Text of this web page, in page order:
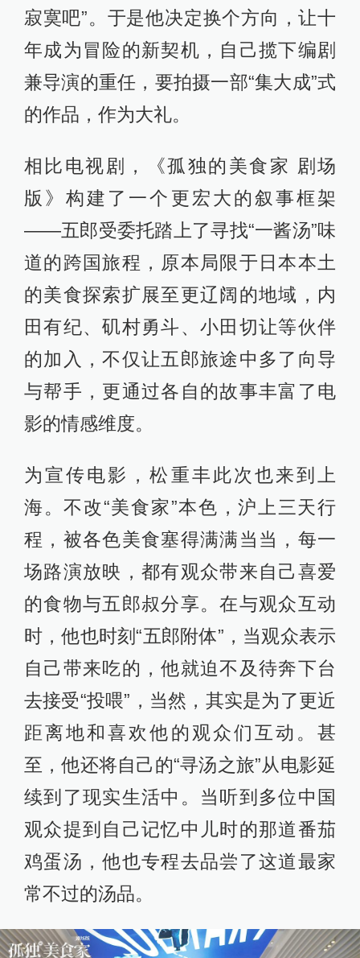
寂寞吧”。于是他决定换个方向，让十
年成为冒险的新契机，自己揽下编剧
兼导演的重任，要拍摄一部“集大成”式
的作品，作为大礼。
相比电视剧，《孤独的美食家 剧场
版》构建了一个更宏大的叙事框架
——五郎受委托踏上了寻找“一酱汤”味
道的跨国旅程，原本局限于日本本土
的美食探索扩展至更辽阔的地域，内
田有纪、矶村勇斗、小田切让等伙伴
的加入，不仅让五郎旅途中多了向导
与帮手，更通过各自的故事丰富了电
影的情感维度。
为宣传电影，松重丰此次也来到上
海。不改“美食家”本色，沪上三天行
程，被各色美食塞得满满当当，每一
场路演放映，都有观众带来自己喜爱
的食物与五郎叔分享。在与观众互动
时，他也时刻“五郎附体”，当观众表示
自己带来吃的，他就迫不及待奔下台
去接受“投喂”，当然，其实是为了更近
距离地和喜欢他的观众们互动。甚
至，他还将自己的“寻汤之旅”从电影延
续到了现实生活中。当听到多位中国
观众提到自己记忆中儿时的那道番茄
鸡蛋汤，他也专程去品尝了这道最家
常不过的汤品。